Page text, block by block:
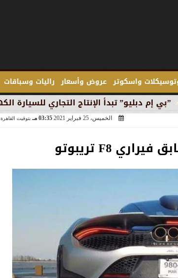
واسكوتر عروض وأسعار راليات وسباقات
التجاري للسيارة الكهربائية ”آي 3” في ميونخ
الخميس، 25 فبراير 2021 03:35 مـ بتوقيت القاهرة